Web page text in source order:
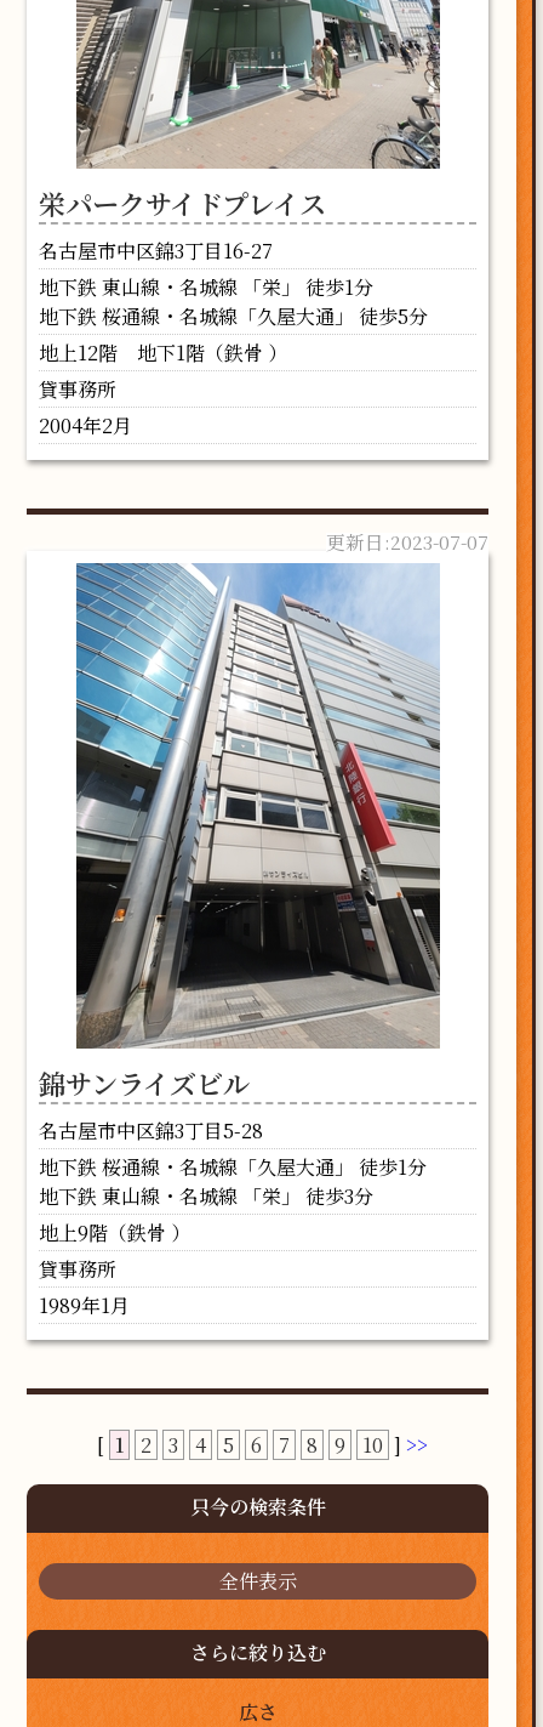
栄パークサイドプレイス
名古屋市中区錦3丁目16-27
地下鉄 東山線・名城線 「栄」 徒歩1分
地下鉄 桜通線・名城線「久屋大通」 徒歩5分
地上12階 地下1階（鉄骨 ）
貸事務所
2004年2月
錦サンライズビル
2023-07-07
名古屋市中区錦3丁目5-28
地下鉄 桜通線・名城線「久屋大通」 徒歩1分
地下鉄 東山線・名城線 「栄」 徒歩3分
地上9階（鉄骨 ）
貸事務所
1989年1月
[ 1 2 3 4 5 6 7 8 9 10 ] >>
只今の検索条件
全件表示
さらに絞り込む
広さ